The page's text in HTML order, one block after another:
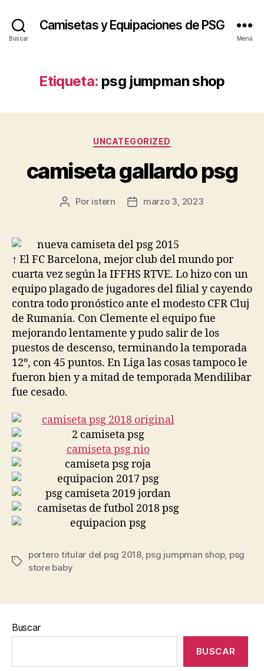
Buscar
Camisetas y Equipaciones de PSG
Menú
Etiqueta: psg jumpman shop
Categorías
UNCATEGORIZED
camiseta gallardo psg
Autor
entrada
Por istern
Fecha
entrada
marzo 3, 2023
↑ El FC Barcelona, mejor club del mundo por
cuarta vez según la IFFHS RTVE. Lo hizo con un
equipo plagado de jugadores del filial y cayendo
contra todo pronóstico ante el modesto CFR Cluj
de Rumania. Con Clemente el equipo fue
mejorando lentamente y pudo salir de los
puestos de descenso, terminando la temporada
12º, con 45 puntos. En Liga las cosas tampoco le
fueron bien y a mitad de temporada Mendilibar
fue cesado.
Etiquetas
portero titular del psg 2018, psg jumpman shop, psg
store baby
Buscar
BUSCAR